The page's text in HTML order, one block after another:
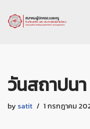
Skip
วันสถาปน
by satit 1 กรกฎาคม